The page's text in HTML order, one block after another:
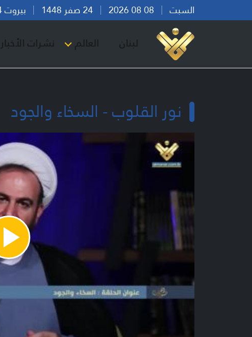
السبت بيروت 09:14
لبنان العالم نشرات الأخبار
نور القلوب - السخاء والجود
Play
Video